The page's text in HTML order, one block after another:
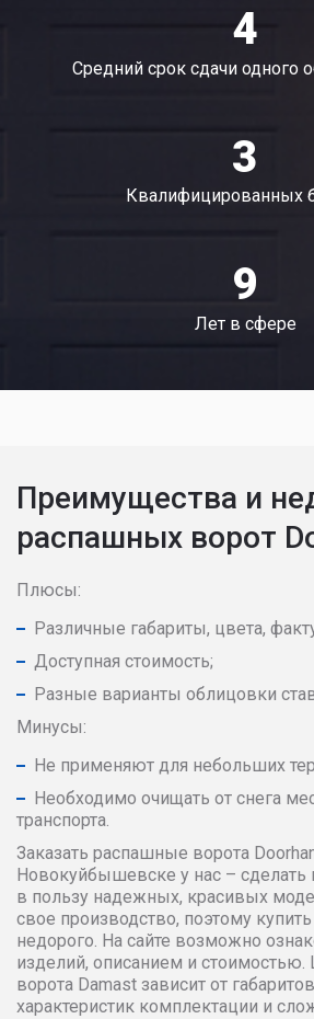
4
Средний срок сдачи одного
3
Квалифицированных
9
Лет в сфере
Преимущества и
распашных ворот
Плюсы:
Различные габариты, цвета,
Доступная стоимость;
Разные варианты облицовки
Минусы:
Не применяют для небольших
Необходимо очищать от снега
транспорта.
Заказать распашные ворота
Новокуйбышевске у нас –
в пользу надежных, красивых
свое производство, поэтому
недорого. На сайте возможно
изделий, описанием и
ворота Damast зависит от
характеристик комплектации и